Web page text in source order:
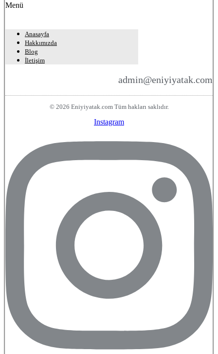
Menü
Anasayfa
Hakkımızda
Blog
İletişim
admin@eniyiyatak.com
© 2026 Eniyiyatak.com Tüm hakları saklıdır.
Instagram